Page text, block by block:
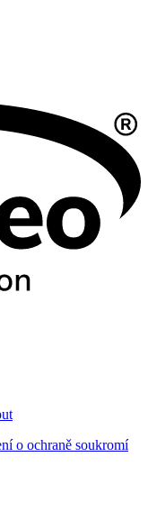
o ochraně soukromí